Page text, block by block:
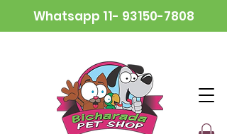
Whatsapp 11- 93150-7808